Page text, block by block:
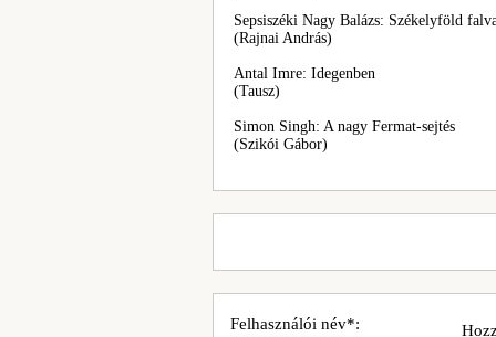
Sepsiszéki Nagy Balázs: Székelyföld
(Rajnai András)
Antal Imre: Idegenben
(Tausz)
Simon Singh: A nagy Fermat-sejtés
(Szikói Gábor)
Felhasználói név*: